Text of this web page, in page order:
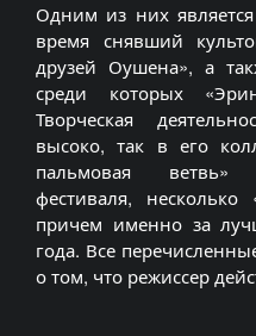
Одним из них является
время снявший
друзей Оушена», а
среди которых «
Творческая
высоко, так в его
пальмовая ветвь»
фестиваля, несколько
причем именно за
года. Все
о том, что режиссер